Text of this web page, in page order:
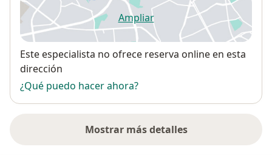
Ampliarse abre en una nueva
Disponibilidad
Este especialista no ofrece reserva online en esta
dirección
¿Qué puedo hacer ahora?
Mostrar más detalles
sobre la dirección